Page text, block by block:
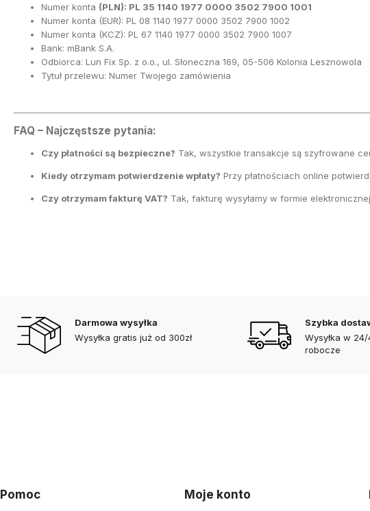
Numer konta (PLN): PL 35 1140 1977 0000 3502 7900 1001
Numer konta (EUR): PL 08 1140 1977 0000 3502 7900 1002
Numer konta (KCZ): PL 67 1140 1977 0000 3502 7900 1007
Bank: mBank S.A.
Odbiorca: Lun Fix Sp. z o.o., ul. Słoneczna 169, 05-506 Kolonia Lesznowola
Tytuł przelewu: Numer Twojego zamówienia
FAQ – Najczęstsze pytania:
Czy płatności są bezpieczne? Tak, wszystkie transakcje są szyfrowane
Kiedy otrzymam potwierdzenie wpłaty? Przy płatnościach online
Czy otrzymam fakturę VAT? Tak, fakturę wysyłamy w formie
Darmowa wysyłka
Wysyłka gratis już od 300zł
Szybka
Wysyłka w
robocze
Pomoc Moje konto